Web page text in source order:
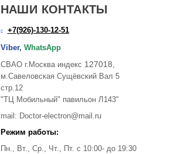
НАШИ КОНТАКТЫ
+7(926)-130-12-51
Viber, WhatsApp
СВАО г.Москва индекс 127018,
м.Савеловская Сущёвский Вал 5
стр.12
"ТЦ Мобильный" павильон Л143"
mail: Doctor-electron@mail.ru
Режим работы:
Пн., Вт., Ср., Чт., Пт. с 10:00- до 19:30